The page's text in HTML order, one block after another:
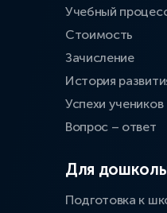
Учебный
Стоимость
Зачисление
История
Успехи учеников
Вопрос – ответ
Для
Подготовка к